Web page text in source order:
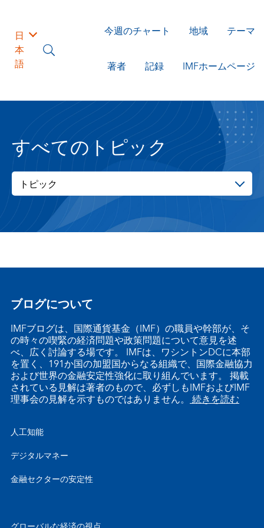
日
本
語
今週のチャート 地域 テーマ
著者 記録 IMFホームページ
すべてのトピック
トピック
ブログについて
IMFブログは、国際通貨基金（IMF）の職員や幹部が、そ
の時々の喫緊の経済問題や政策問題について意見を述
べ、広く討論する場です。 IMFは、ワシントンDCに本部
を置く、191か国の加盟国からなる組織で、国際金融協力
および世界の金融安定性強化に取り組んでいます。 掲載
されている見解は著者のもので、必ずしもIMFおよびIMF
理事会の見解を示すものではありません。 続きを読む
人工知能
デジタルマネー
金融セクターの安定性